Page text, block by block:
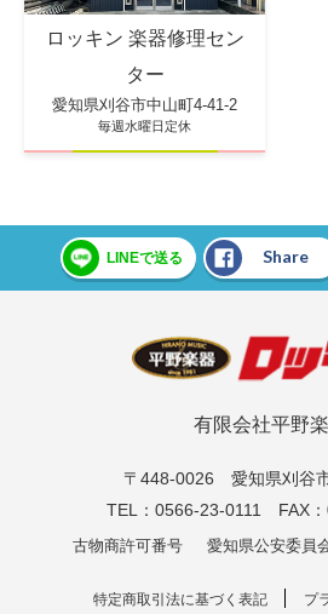
ロッキン 楽器修理セン
ター
愛知県刈谷市中山町4-41-2
毎週水曜日定休
LINEで送る Share
有限会社平野
〒448-0026 愛知県刈谷
TEL：0566-23-0111 FAX
古物商許可番号 愛知県公安委員
特定商取引法に基づく表記 プ